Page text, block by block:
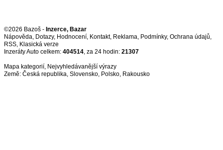
©2026 Bazoš - Inzerce, Bazar
Nápověda, Dotazy, Hodnocení, Kontakt, Reklama, Podmínky, Ochrana údajů,
RSS,
Inzeráty Auto celkem: 404514, za 24 hodin: 21307
Mapa kategorií, Nejvyhledávanější výrazy
Země: Česká republika, Slovensko, Polsko, Rakousko